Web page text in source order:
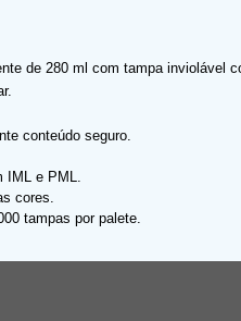
de 280 ml com tampa inviolável
conteúdo seguro.
e PML.
cores.
tampas por palete.